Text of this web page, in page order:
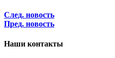
След. новость
Пред. новость
Наши контакты